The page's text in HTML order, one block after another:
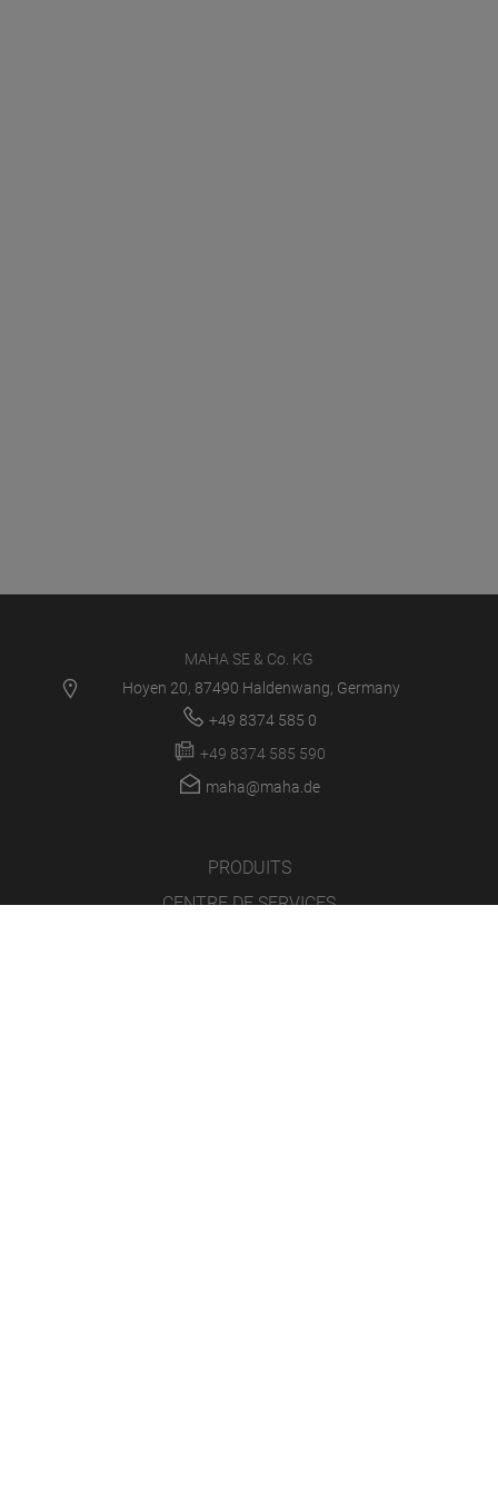
MAHA SE & Co. KG
Hoyen 20, 87490 Haldenwang, Germany
+49 8374 585 0
+49 8374 585 590
maha@maha.de
PRODUITS
CENTRE DE SERVICES